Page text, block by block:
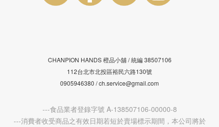
CHANPION HANDS 橙品小舖 /統編38507106
112台北市北投區裕民六路130號
0905946380 / ch.service@gmail.com
---食品業者登錄字號 A-138507106-00000-8
---消費者收受商品之有效日期若短於賣場標示期間，本公司將於